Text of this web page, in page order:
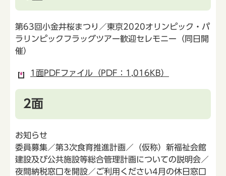
第63回小金井桜まつり／東京2020オリンピック・パ
ラリンピックフラッグツアー歓迎セレモニー（同日開
催）
1面PDFファイル（PDF：1,016KB）
2面
お知らせ
委員募集／第3次食育推進計画／（仮称）新福祉会館
建設及び公共施設等総合管理計画についての説明会／
夜間納税窓口を開設／ご利用ください4月の休日窓口